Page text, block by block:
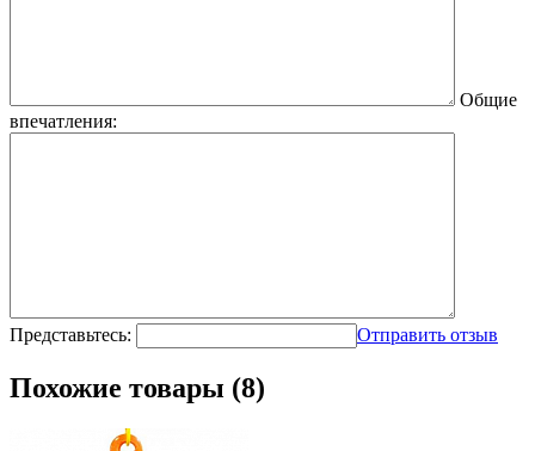
Общие
впечатления:
Представьтесь: Отправить отзыв
Похожие товары (8)